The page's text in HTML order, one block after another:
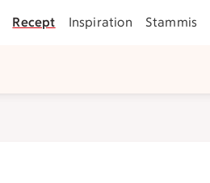
Recept Inspiration Stammis